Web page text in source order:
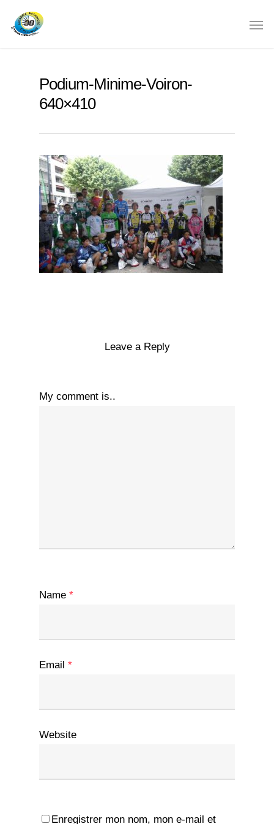
Podium-Minime-Voiron-
640×410
Leave a Reply
My comment is..
Name *
Email *
Website
Enregistrer mon nom, mon e-mail et